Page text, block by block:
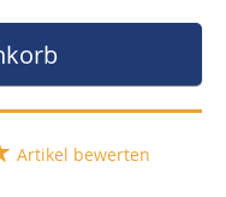
Artikel bewerten